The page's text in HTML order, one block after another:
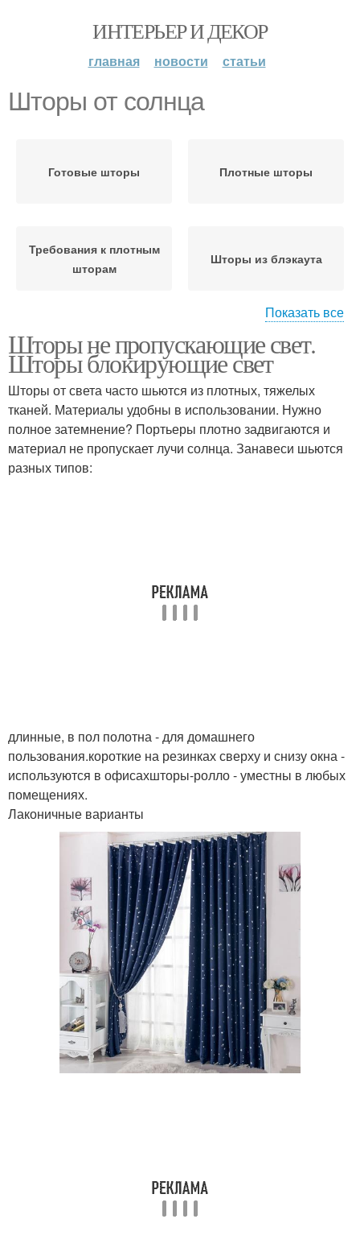
ИНТЕРЬЕР И ДЕКОР
главная новости статьи
Шторы от солнца
Готовые шторы Плотные шторы
Требования к плотным
шторам
Шторы из блэкаута
Рулонные шторы Ролетные шторы
Ткани для штор
Показать все
Шторы не пропускающие свет.
Шторы блокирующие свет
Шторы от света часто шьются из плотных, тяжелых
тканей. Материалы удобны в использовании. Нужно
полное затемнение? Портьеры плотно задвигаются и
материал не пропускает лучи солнца. Занавеси шьются
разных типов:
длинные, в пол полотна - для домашнего
пользования.короткие на резинках сверху и снизу окна -
используются в офисахшторы-ролло - уместны в любых
помещениях.
Лаконичные варианты